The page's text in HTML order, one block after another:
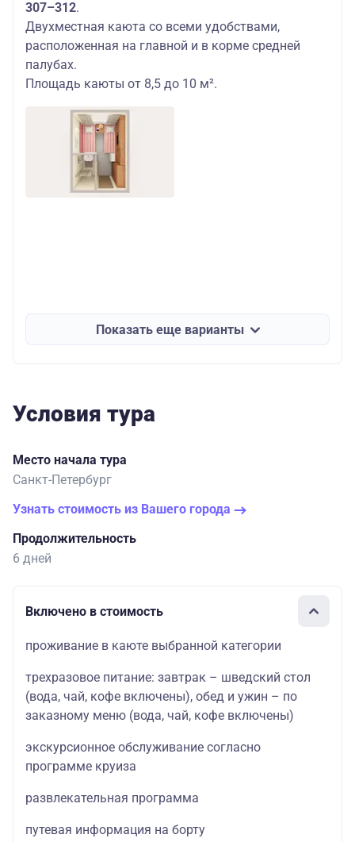
307–312.
Двухместная каюта со всеми удобствами,
расположенная на главной и в корме средней
палубах.
Площадь каюты от 8,5 до 10 м².
Показать еще варианты
Условия тура
Место начала тура
Санкт-Петербург
Узнать стоимость из Вашего города
Продолжительность
6 дней
Включено в стоимость
проживание в каюте выбранной категории
трехразовое питание: завтрак – шведский стол
(вода, чай, кофе включены), обед и ужин – по
заказному меню (вода, чай, кофе включены)
экскурсионное обслуживание согласно
программе круиза
развлекательная программа
путевая информация на борту